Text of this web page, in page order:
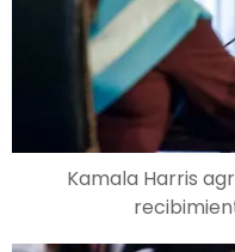
Kamala Harris